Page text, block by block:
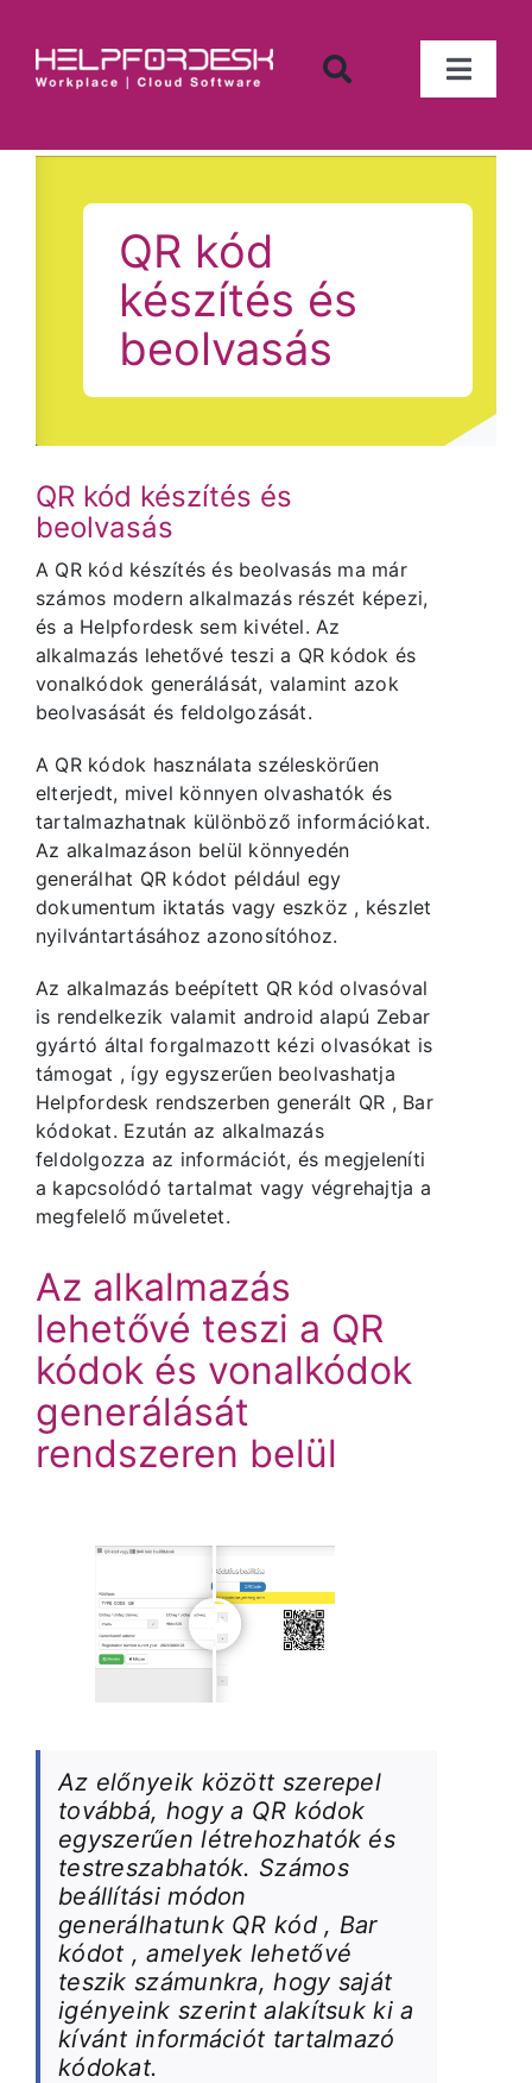
Számlanyilvántartás
Munkaidő nyilvántartó
Tárgyi eszköz nyilvántartó
Készletnyilvántartó
Tárgyalófoglaló
Árak és vásárlás
Regisztráció
Támogatás
QR kód
készítés és
beolvasás
QR kód készítés és
beolvasás
A QR kód készítés és beolvasás ma már
számos modern alkalmazás részét képezi,
és a Helpfordesk sem kivétel. Az
alkalmazás lehetővé teszi a QR kódok és
vonalkódok generálását, valamint azok
beolvasását és feldolgozását.
A QR kódok használata széleskörűen
elterjedt, mivel könnyen olvashatók és
tartalmazhatnak különböző információkat.
Az alkalmazáson belül könnyedén
generálhat QR kódot például egy
dokumentum iktatás vagy eszköz , készlet
nyilvántartásához azonosítóhoz.
Az alkalmazás beépített QR kód olvasóval
is rendelkezik valamit android alapú Zebar
gyártó által forgalmazott kézi olvasókat is
támogat , így egyszerűen beolvashatja
Helpfordesk rendszerben generált QR , Bar
kódokat. Ezután az alkalmazás
feldolgozza az információt, és megjeleníti
a kapcsolódó tartalmat vagy végrehajtja a
megfelelő műveletet.
Az alkalmazás
lehetővé teszi a QR
kódok és vonalkódok
generálását
rendszeren belül
Az előnyeik között szerepel
továbbá, hogy a QR kódok
egyszerűen létrehozhatók és
testreszabhatók. Számos
beállítási módon
generálhatunk QR kód , Bar
kódot , amelyek lehetővé
teszik számunkra, hogy saját
igényeink szerint alakítsuk ki a
kívánt információt tartalmazó
kódokat.